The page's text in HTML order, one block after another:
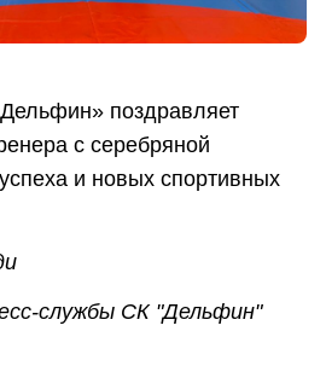
поздравляет
с серебряной
и новых спортивных
службы СК "Дельфин"